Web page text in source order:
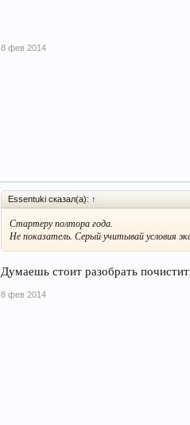
8 фев 2014
Essentuki сказал(а): ↑
Стартеру полтора года.
Не показатель. Серый учитывай условия
Думаешь стоит разобрать
8 фев 2014